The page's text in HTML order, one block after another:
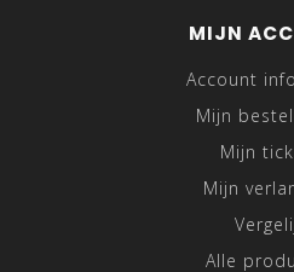
MIJN
Account
Mijn
Mijn
Mijn
Alle